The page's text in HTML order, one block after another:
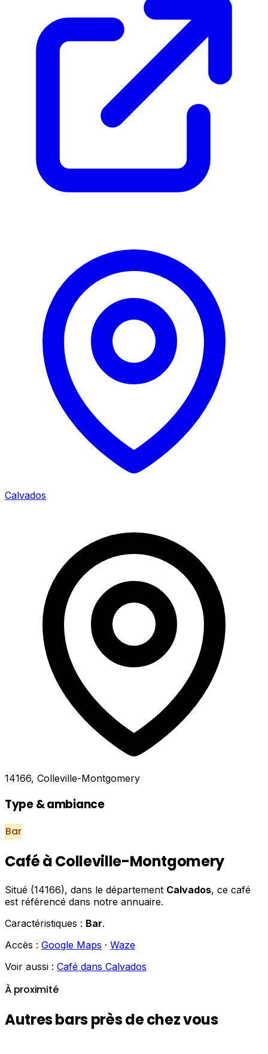
Calvados
14166, Colleville-Montgomery
Type & ambiance
Bar
Café à Colleville-Montgomery
Situé (14166), dans le département Calvados, ce café
est référencé dans notre annuaire.
Caractéristiques : Bar.
Accès : Google Maps · Waze
Voir aussi : Café dans Calvados
À proximité
Autres bars près de chez vous